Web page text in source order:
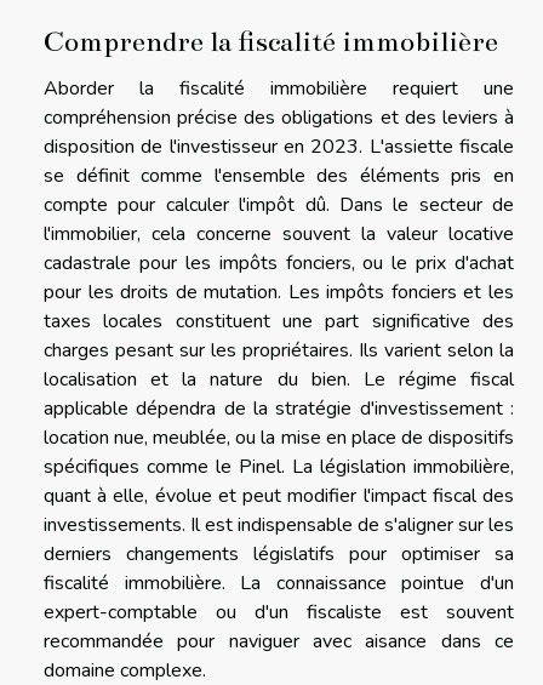
Comprendre la fiscalité immobilière
Aborder la fiscalité immobilière requiert une
compréhension précise des obligations et des leviers à
disposition de l'investisseur en 2023. L'assiette fiscale
se définit comme l'ensemble des éléments pris en
compte pour calculer l'impôt dû. Dans le secteur de
l'immobilier, cela concerne souvent la valeur locative
cadastrale pour les impôts fonciers, ou le prix d'achat
pour les droits de mutation. Les impôts fonciers et les
taxes locales constituent une part significative des
charges pesant sur les propriétaires. Ils varient selon la
localisation et la nature du bien. Le régime fiscal
applicable dépendra de la stratégie d'investissement :
location nue, meublée, ou la mise en place de dispositifs
spécifiques comme le Pinel. La législation immobilière,
quant à elle, évolue et peut modifier l'impact fiscal des
investissements. Il est indispensable de s'aligner sur les
derniers changements législatifs pour optimiser sa
fiscalité immobilière. La connaissance pointue d'un
expert-comptable ou d'un fiscaliste est souvent
recommandée pour naviguer avec aisance dans ce
domaine complexe.